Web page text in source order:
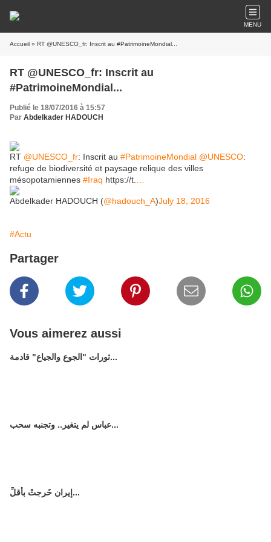
MENU
Accueil » RT @UNESCO_fr: Inscrit au #PatrimoineMondial...
RT @UNESCO_fr: Inscrit au
#PatrimoineMondial...
Publié le 18/07/2016 à 15:57
Par Abdelkader HADOUCH
RT @UNESCO_fr: Inscrit au #PatrimoineMondial @UNESCO:
refuge de biodiversité et paysage relique des villes
mésopotamiennes #Iraq https://t.
Abdelkader HADOUCH (@hadouch_A)July 18, 2016
#Actu
Partager
Vous aimerez aussi
ثورات "الجوع والجياع" قادمة...
عباس لم يتغير.. وتجنبه سحب...
إيران خَرجتْ بأقلِّ...